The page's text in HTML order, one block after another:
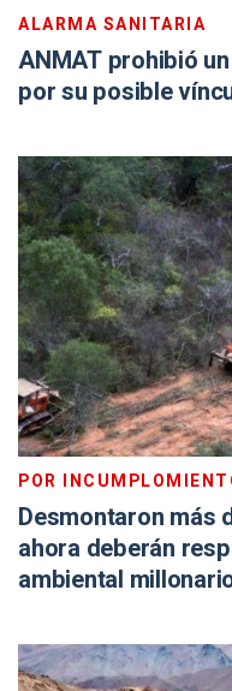
ALARMA SANITARIA
ANMAT prohibió
por su posible
POR
Desmontaron más
ahora deberán
ambiental